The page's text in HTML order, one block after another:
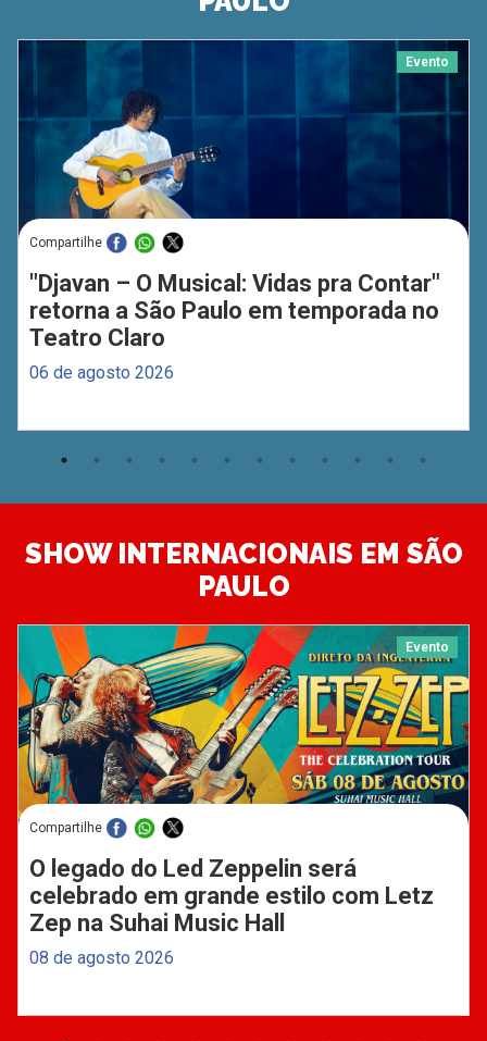
Evento
Compartilhe
"Djavan – O Musical: Vidas pra Contar"
retorna a São Paulo em temporada no
Teatro Claro
06 de agosto 2026
SHOW INTERNACIONAIS EM SÃO
PAULO
Evento
Compartilhe
O legado do Led Zeppelin será
celebrado em grande estilo com Letz
Zep na Suhai Music Hall
08 de agosto 2026